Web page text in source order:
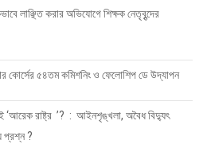
লাঞ্ছিত করার অভিযোগে শিক্ষক নেতৃবৃন্দের
কোর্সের ৫৪তম কমিশনিং ও ফেলোশিপ ডে উদ্‌যাপন
‘আরেক রাষ্ট্র ’? : আইনশৃঙ্খলা, অবৈধ বিদ্যুৎ
প্রশ্ন ?